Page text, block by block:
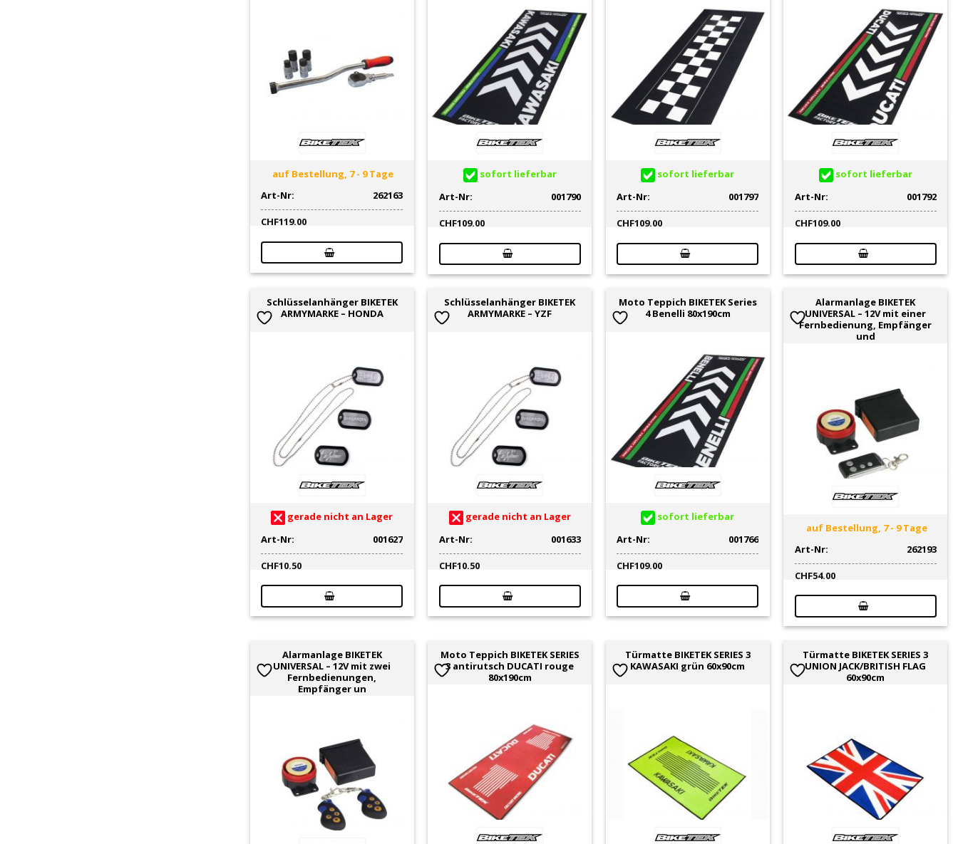
auf Bestellung, 7 - 9 Tage
Art-Nr:
262163
CHF119.00
sofort lieferbar
Art-Nr:
001790
CHF109.00
sofort lieferbar
Art-Nr:
001797
CHF109.00
sofort lieferbar
Art-Nr:
001792
CHF109.00
Schlüsselanhänger BIKETEK
ARMYMARKE – HONDA
gerade nicht an Lager
Art-Nr:
001627
CHF10.50
Schlüsselanhänger BIKETEK
ARMYMARKE – YZF
gerade nicht an Lager
Art-Nr:
001633
CHF10.50
Moto Teppich BIKETEK Series
4 Benelli 80x190cm
sofort lieferbar
Art-Nr:
001766
CHF109.00
Alarmanlage BIKETEK
UNIVERSAL – 12V mit einer
Fernbedienung, Empfänger
und
auf Bestellung, 7 - 9 Tage
Art-Nr:
262193
CHF54.00
Alarmanlage BIKETEK
UNIVERSAL – 12V mit zwei
Fernbedienungen,
Empfänger un
Moto Teppich BIKETEK SERIES
3 antirutsch DUCATI rouge
80x190cm
Türmatte BIKETEK SERIES 3
KAWASAKI grün 60x90cm
Türmatte BIKETEK SERIES 3
UNION JACK/BRITISH FLAG
60x90cm